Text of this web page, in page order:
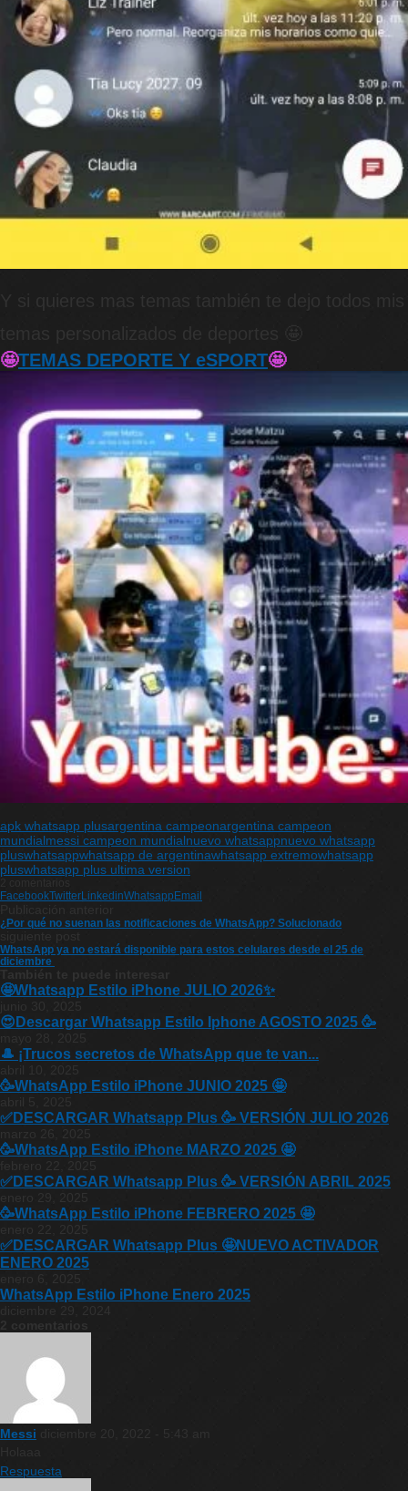
Y si quieres mas temas también te dejo todos mis
temas personalizados de deportes 🤩
🤩TEMAS DEPORTE Y eSPORT🤩
apk whatsapp plusargentina campeonargentina campeon
mundialmessi campeon mundialnuevo whatsappnuevo whatsapp
pluswhatsappwhatsapp de argentinawhatsapp extremowhatsapp
pluswhatsapp plus ultima version
2 comentarios
FacebookTwitterLinkedinWhatsapp Email
¿Por qué no suenan las notificaciones de WhatsApp? Solucionado
WhatsApp ya no estará disponible para estos celulares desde el 25 de
diciembre
🤩Whatsapp Estilo iPhone JULIO 2026✨
junio 30, 2025
😍Descargar Whatsapp Estilo Iphone AGOSTO 2025 🥳
🎩 ¡Trucos secretos de WhatsApp que te van...
🥳WhatsApp Estilo iPhone JUNIO 2025 🤩
abril 5, 2025
✅DESCARGAR Whatsapp Plus 🥳 VERSIÓN JULIO 2026
🥳WhatsApp Estilo iPhone MARZO 2025 🤩
✅DESCARGAR Whatsapp Plus 🥳 VERSIÓN ABRIL 2025
🥳WhatsApp Estilo iPhone FEBRERO 2025 🤩
enero 22, 2025
✅DESCARGAR Whatsapp Plus 🤩NUEVO ACTIVADOR
ENERO 2025
WhatsApp Estilo iPhone Enero 2025
Messi
Respuesta